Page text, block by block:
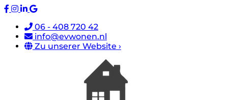
06 - 408 720 42
info@evwonen.nl
Zu unserer Website ›